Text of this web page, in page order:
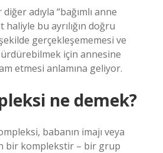
diğer adıyla “bağımlı anne
bu ayrılığın doğru
gerçekleşememesi ve
için annesine
etmesi anlamına geliyor.
ne demek?
babanın imajı veya
bir komplekstir – bir grup